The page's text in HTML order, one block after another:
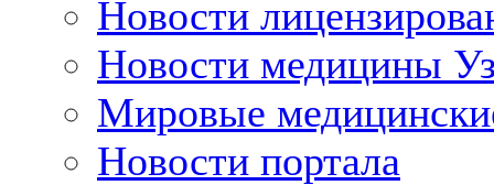
Новости
Новости медицины
Мировые
Новости портала